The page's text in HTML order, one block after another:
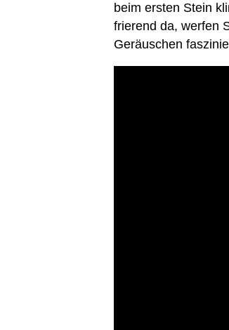
beim ersten Stein
frierend da, werfen
Geräuschen